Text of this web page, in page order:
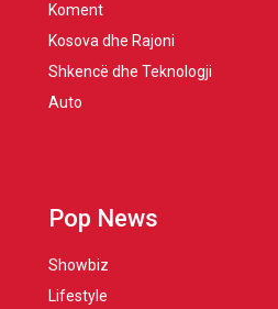
Koment
Kosova dhe Rajoni
Shkencë dhe Teknologji
Auto
Pop News
Showbiz
Lifestyle